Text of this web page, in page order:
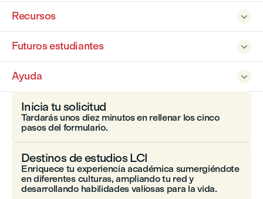

Recursos

Futuros estudiantes

Ayuda
Inicia tu solicitud
Tardarás unos diez minutos en rellenar los cinco
pasos del formulario.
Destinos de estudios LCI
Enriquece tu experiencia académica sumergiéndote
en diferentes culturas, ampliando tu red y
desarrollando habilidades valiosas para la vida.